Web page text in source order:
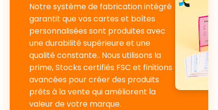
Notre système de fabrication intégré
garantit que vos cartes et boîtes
personnalisées sont produites avec
une durabilité supérieure et une
qualité constante.. Nous utilisons la
prime, Stocks certifiés FSC et finitions
avancées pour créer des produits
prêts à la vente qui améliorent la
valeur de votre marque.